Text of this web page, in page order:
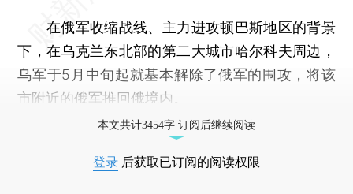
在俄军收缩战线、主力进攻顿巴斯地区的背景
下，在乌克兰东北部的第二大城市哈尔科夫周边，
乌军于5月中旬起就基本解除了俄军的围攻，将该
市附近的俄军推回俄境内。
本文共计3454字 订阅后继续阅读
登录 后获取已订阅的阅读权限